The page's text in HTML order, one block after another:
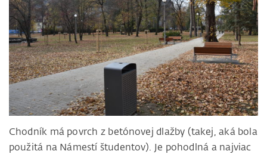
Chodník má povrch z betónovej dlažby (takej, aká bola
použitá na Námestí študentov). Je pohodlná a najviac